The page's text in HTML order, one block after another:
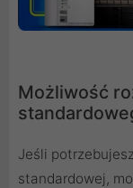
Możliwość
Jeśli
standardowej,